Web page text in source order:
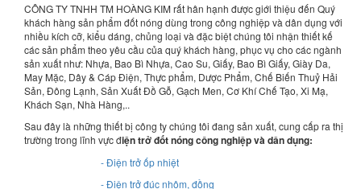
CÔNG TY TNHH TM HOÀNG KIM rất hân hạnh được giới thiệu đến Quý
khách hàng sản phẩm đốt nóng dùng trong công nghiệp và dân dụng với
nhiều kích cỡ, kiểu dáng, chủng loại và đặc biệt chúng tôi nhận thiết kế
các sản phẩm theo yêu cầu của quý khách hàng, phục vụ cho các ngành
sản xuất như: Nhựa, Bao Bì Nhựa, Cao Su, Giấy, Bao Bì Giấy, Giày Da,
May Mặc, Dây & Cáp Điện, Thực phẩm, Dược Phẩm, Chế Biến Thuỷ Hải
Sản, Đông Lạnh, Sản Xuất Đồ Gỗ, Gạch Men, Cơ Khí Chế Tạo, Xi Mạ,
Khách Sạn, Nhà Hàng,..
Sau đây là những thiết bị công ty chúng tôi đang sản xuất, cung cấp ra thị
trường trong lĩnh vực điện trở đốt nóng công nghiệp và dân dụng:
- Điện trở ốp nhiệt
- Điện trở đúc nhôm, đồng